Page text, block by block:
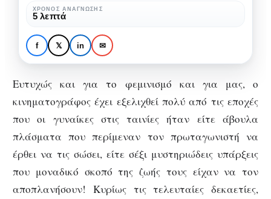
Badass ηρωίδες ταινιών
που αγαπάμε!
αγαπάμε!
ΧΡΌΝΟΣ ΑΝΆΓΝΩΣΗΣ
5 λεπτά
f 𝕏 in ✉
Ευτυχώς και για το φεμινισμό και για μας, ο
κινηματογράφος έχει εξελιχθεί πολύ από τις εποχές
που οι γυναίκες στις ταινίες ήταν είτε άβουλα
πλάσματα που περίμεναν τον πρωταγωνιστή να
έρθει να τις σώσει, είτε σέξι μυστηριώδεις υπάρξεις
που μοναδικό σκοπό της ζωής τους είχαν να τον
αποπλανήσουν! Κυρίως τις τελευταίες δεκαετίες,